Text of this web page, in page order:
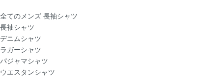
全てのメンズ 長袖シャツ
長袖シャツ
デニムシャツ
ラガーシャツ
パジャマシャツ
ウエスタンシャツ